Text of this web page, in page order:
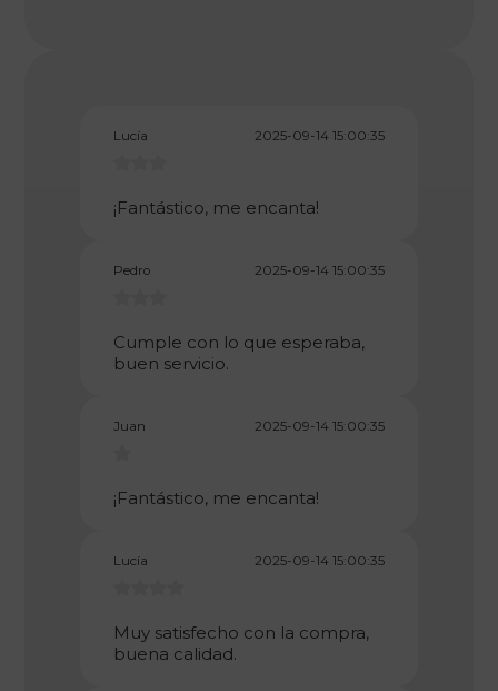
Lucía 2025-09-14 15:00:35
¡Fantástico, me encanta!
Pedro 2025-09-14 15:00:35
Cumple con lo que esperaba,
buen servicio.
Juan 2025-09-14 15:00:35
¡Fantástico, me encanta!
Lucía 2025-09-14 15:00:35
Muy satisfecho con la compra,
buena calidad.